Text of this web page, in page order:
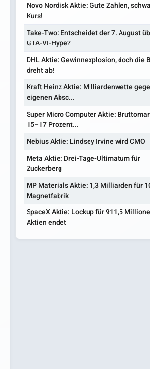
Novo Nordisk Aktie: Gute Zahlen,
Kurs!
Take-Two: Entscheidet der 7. August
GTA-VI-Hype?
DHL Aktie: Gewinnexplosion, doch die
dreht ab!
Kraft Heinz Aktie: Milliardenwette
eigenen Absc...
Super Micro Computer Aktie:
15–17 Prozent...
Nebius Aktie: Lindsey Irvine wird CMO
Meta Aktie: Drei-Tage-Ultimatum für
Zuckerberg
MP Materials Aktie: 1,3 Milliarden für
Magnetfabrik
SpaceX Aktie: Lockup für 911,5
Aktien endet